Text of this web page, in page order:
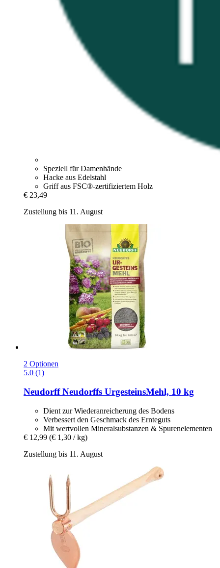
Speziell für Damenhände
Hacke aus Edelstahl
Griff aus FSC®-zertifiziertem Holz
€ 23,49
Zustellung bis 11. August
2 Optionen
5.0 (1)
NeudorffNeudorffs UrgesteinsMehl, 10 kg
Dient zur Wiederanreicherung des Bodens
Verbessert den Geschmack des Ernteguts
Mit wertvollen Mineralsubstanzen & Spurenelementen
€ 12,99 (€ 1,30 / kg)
Zustellung bis 11. August